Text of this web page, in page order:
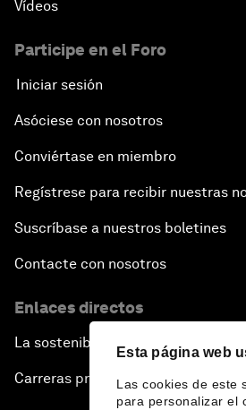
Esta página web
Las cookies de este
para personalizar el
Vídeos
Participe en el Foro
Iniciar sesión
Asóciese con nosotros
Conviértase en miembro
Regístrese para recibir nuestras
Suscríbase a nuestros boletines
Contacte con nosotros
Enlaces directos
La sostenibilidad en el Foro
Carreras profesionales